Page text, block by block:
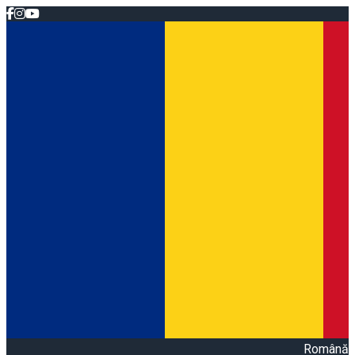
Română